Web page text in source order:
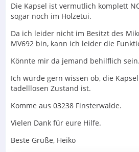
Die Kapsel ist vermutlich komplett
sogar noch im Holzetui.
Da ich leider nicht im Besitzt des
MV692 bin, kann ich leider die
Könnte mir da jemand behilflich sein.
Ich würde gern wissen ob, die
tadelllosen Zustand ist.
Komme aus 03238 Finsterwalde.
Vielen Dank für eure Hilfe.
Beste Grüße, Heiko